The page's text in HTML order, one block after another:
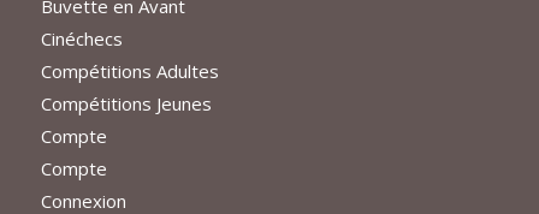
Buvette en Avant
Cinéchecs
Compétitions Adultes
Compétitions Jeunes
Compte
Compte
Connexion